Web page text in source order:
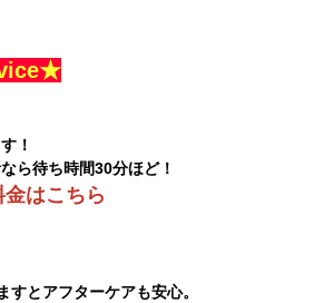
！
ら待ち時間30分ほど！
はこちら
すとアフターケアも安心。